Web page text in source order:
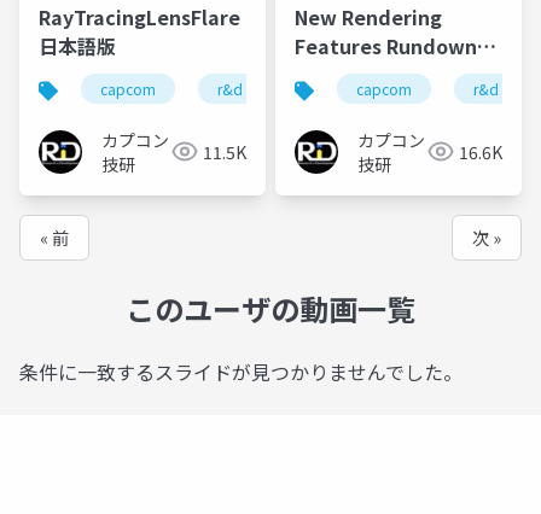
RayTracingLensFlare
日本語版
capcom r&d カプコン カプコン技研
カプコン
技研
11.5K
New Rendering
Features Rundown
(HDR Grading,Shell
Fur,Signed Distance
Field)
capcom r&d
カプコン
技研
16.6K
« 前 次 »
このユーザの動画一覧
条件に一致するスライドが見つかりませんでした。